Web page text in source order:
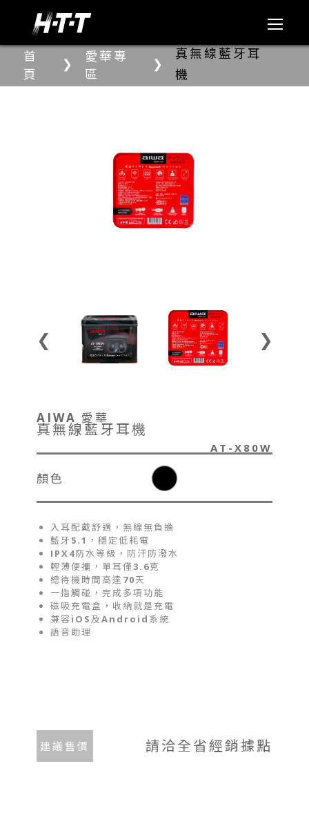
首
頁
❯
愛華專
區
❯
真無線藍牙耳
機
❮ ❯
AIWA 愛華
真無線藍牙耳機
AT-X80W
顏色
入耳配戴舒適，無線無負擔
藍牙5.1，穩定低耗電
IPX4防水等級，防汗防潑水
輕薄便攜，單耳僅3.6克
總待機時間高達70天
一指觸碰，完成多項功能
磁吸充電盒，收納就是充電
兼容iOS及Android系統
語音助理
建議售價 請洽全省經銷據點